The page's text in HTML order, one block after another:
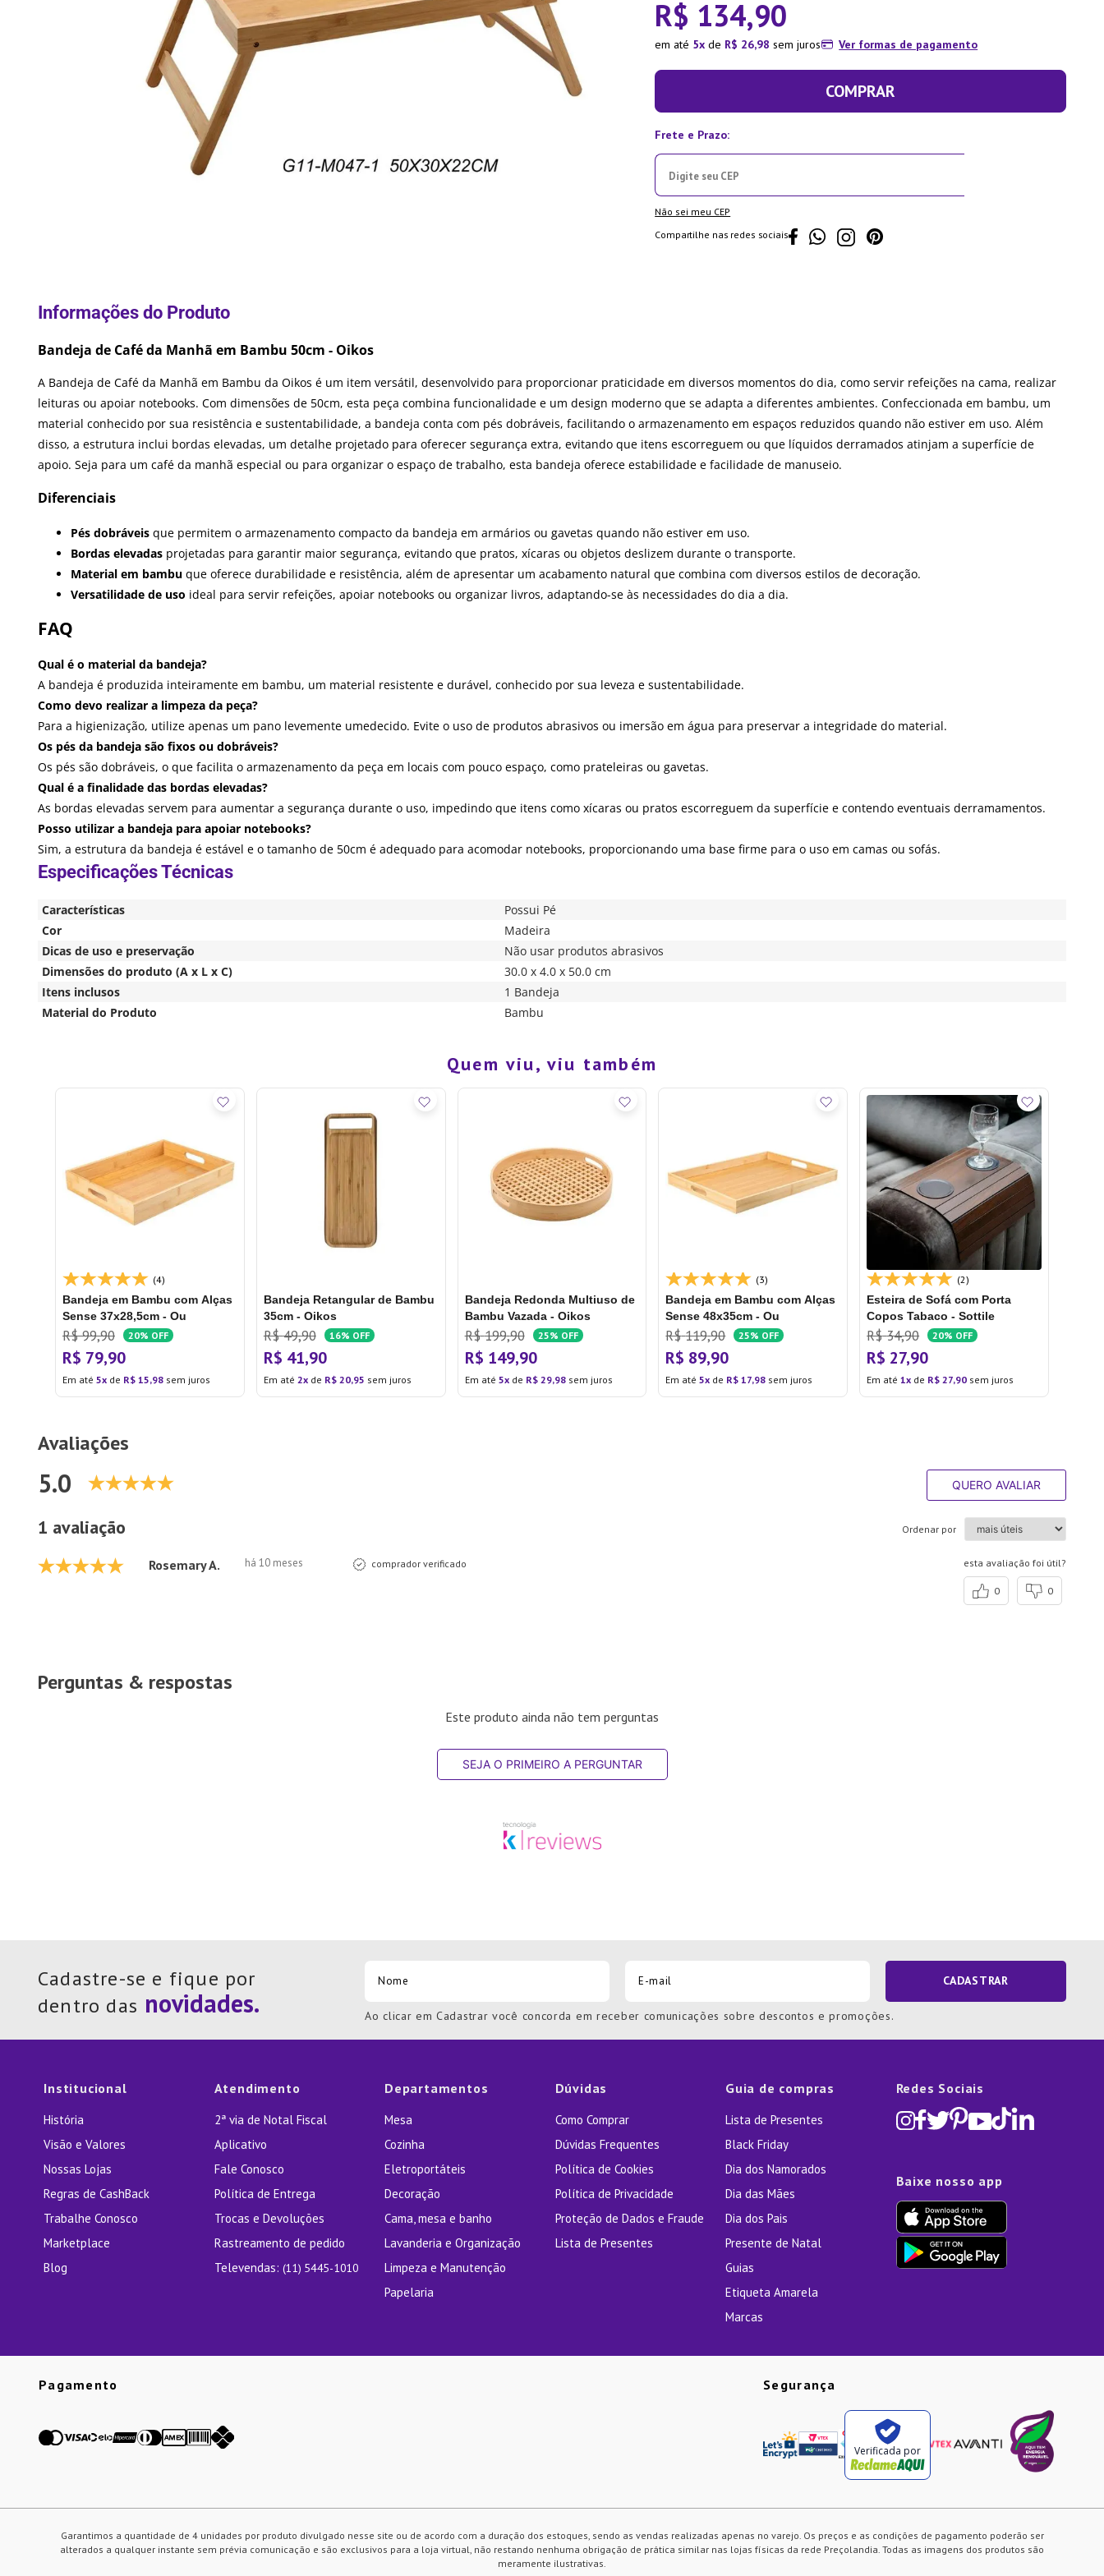
R$ 134,90
em até 5 de R$ 26,98 sem juros Ver formas de pagamento
COMPRAR
Não sei meu CEP
Compartilhe nas redes sociais
Bandeja de Café da Manhã em Bambu 50cm - Oikos
A Bandeja de Café da Manhã em Bambu da Oikos é um item versátil, desenvolvido para proporcionar praticidade em diversos momentos do dia, como servir refeições na cama, realizar
leituras ou apoiar notebooks. Com dimensões de 50cm, esta peça combina funcionalidade e um design moderno que se adapta a diferentes ambientes. Confeccionada em bambu, um
material conhecido por sua resistência e sustentabilidade, a bandeja conta com pés dobráveis, facilitando o armazenamento em espaços reduzidos quando não estiver em uso. Além
disso, a estrutura inclui bordas elevadas, um detalhe projetado para oferecer segurança extra, evitando que itens escorreguem ou que líquidos derramados atinjam a superfície de
apoio. Seja para um café da manhã especial ou para organizar o espaço de trabalho, esta bandeja oferece estabilidade e facilidade de manuseio.
Diferenciais
Pés dobráveis que permitem o armazenamento compacto da bandeja em armários ou gavetas quando não estiver em uso.
Bordas elevadas projetadas para garantir maior segurança, evitando que pratos, xícaras ou objetos deslizem durante o transporte.
Material em bambu que oferece durabilidade e resistência, além de apresentar um acabamento natural que combina com diversos estilos de decoração.
Versatilidade de uso ideal para servir refeições, apoiar notebooks ou organizar livros, adaptando-se às necessidades do dia a dia.
FAQ
Qual é o material da bandeja?
A bandeja é produzida inteiramente em bambu, um material resistente e durável, conhecido por sua leveza e sustentabilidade.
Como devo realizar a limpeza da peça?
Para a higienização, utilize apenas um pano levemente umedecido. Evite o uso de produtos abrasivos ou imersão em água para preservar a integridade do material.
Os pés da bandeja são fixos ou dobráveis?
Os pés são dobráveis, o que facilita o armazenamento da peça em locais com pouco espaço, como prateleiras ou gavetas.
Qual é a finalidade das bordas elevadas?
As bordas elevadas servem para aumentar a segurança durante o uso, impedindo que itens como xícaras ou pratos escorreguem da superfície e contendo eventuais derramamentos.
Posso utilizar a bandeja para apoiar notebooks?
Sim, a estrutura da bandeja é estável e o tamanho de 50cm é adequado para acomodar notebooks, proporcionando uma base firme para o uso em camas ou sofás.
Características
Possui Pé
Cor
Madeira
Dicas de uso e preservação
Não usar produtos abrasivos
Dimensões do produto (A x L x C)
30.0 x 4.0 x 50.0 cm
Itens inclusos
1 Bandeja
Material do Produto
Bambu
Quem viu, viu também
(4)
Bandeja em Bambu com Alças
Sense 37x28,5cm - Ou
R$ 99,90 20% OFF
R$ 79,90
Em até 5 de R$ 15,98 sem juros
Bandeja Retangular de Bambu
35cm - Oikos
R$ 49,90 16% OFF
R$ 41,90
Em até 2 de R$ 20,95 sem juros
Bandeja Redonda Multiuso de
Bambu Vazada - Oikos
R$ 199,90 25% OFF
R$ 149,90
Em até 5 de R$ 29,98sem juros
(3)
Bandeja em Bambu com Alças
Sense 48x35cm - Ou
R$ 119,90 25% OFF
R$ 89,90
Em até5 de R$ 17,98 sem juros
(2)
Esteira de Sofá com Porta
Copos Tabaco - Sottile
R$ 34,90 20% OFF
R$ 27,90
Em até1 de R$ 27,90 sem juros
Avaliações
5.0 QUERO AVALIAR
1 avaliação Ordenar por
Rosemary A. há 10 meses comprador verificado esta avaliação foi útil?
0 0
Perguntas & respostas
Este produto ainda não tem perguntas
SEJA O PRIMEIRO A PERGUNTAR
Cadastre-se e fique por
dentro das
CADASTRAR
Ao clicar em Cadastrar você concorda em receber comunicações sobre descontos e promoções.
Institucional
História
Visão e Valores
Nossas Lojas
Regras de CashBack
Trabalhe Conosco
Marketplace
Blog
Atendimento
2ª via de Notal Fiscal
Aplicativo
Fale Conosco
Política de Entrega
Trocas e Devoluções
Rastreamento de pedido
Televendas: (11) 5445-1010
Departamentos
Mesa
Cozinha
Eletroportáteis
Decoração
Cama, mesa e banho
Lavanderia e Organização
Limpeza e Manutenção
Papelaria
Dúvidas
Como Comprar
Dúvidas Frequentes
Política de Cookies
Política de Privacidade
Proteção de Dados e Fraude
Lista de Presentes
Guia de compras
Lista de Presentes
Black Friday
Dia dos Namorados
Dia das Mães
Dia dos Pais
Presente de Natal
Guias
Etiqueta Amarela
Marcas
Redes Sociais
Baixe nosso app
Pagamento Segurança
Verificada por
Garantimos a quantidade de 4 unidades por produto divulgado nesse site ou de acordo com a duração dos estoques, sendo as vendas realizadas apenas no varejo. Os preços e as condições de pagamento poderão ser
alterados a qualquer instante sem prévia comunicação e são exclusivos para a loja virtual, não restando nenhuma obrigação de prática similar nas lojas físicas da rede Preçolandia. Todas as imagens dos produtos são
meramente ilustrativas.
10º Lixeira